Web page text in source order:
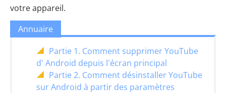
votre appareil.
Annuaire
Partie 1. Comment supprimer YouTube
d' Android depuis l'écran principal
Partie 2. Comment désinstaller YouTube
sur Android à partir des paramètres